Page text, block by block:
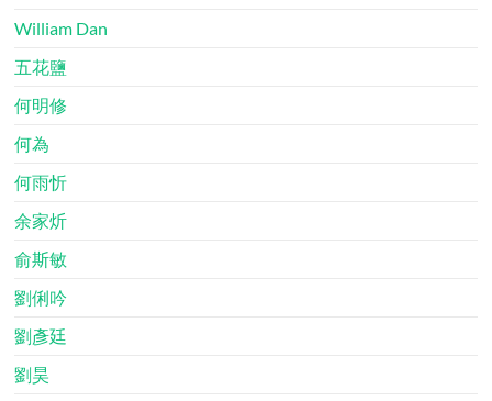
William Dan
五花鹽
何明修
何為
何雨忻
余家炘
俞斯敏
劉俐吟
劉彥廷
劉昊